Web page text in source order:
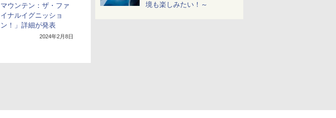
境も楽しみたい！～
マウンテン：ザ・ファ
イナルイグニッショ
ン！」詳細が発表
2024年2月8日